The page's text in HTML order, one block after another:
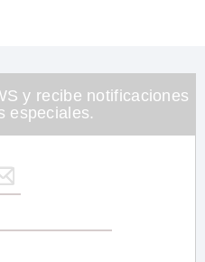
y recibe notificaciones
especiales.